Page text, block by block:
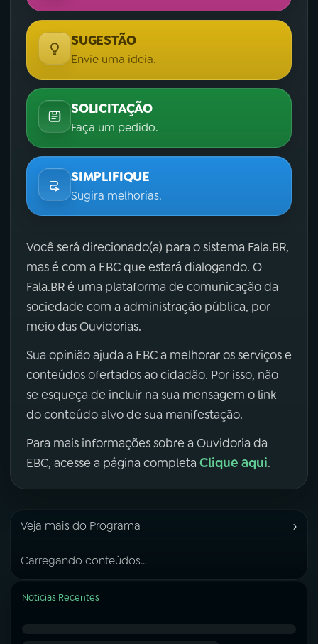
SUGESTÃO
Envie uma ideia.
SOLICITAÇÃO
Faça um pedido.
SIMPLIFIQUE
Sugira melhorias.
Você será direcionado(a) para o sistema Fala.BR,
mas é com a EBC que estará dialogando. O
Fala.BR é uma plataforma de comunicação da
sociedade com a administração pública, por
meio das Ouvidorias.
Sua opinião ajuda a EBC a melhorar os serviços e
conteúdos ofertados ao cidadão. Por isso, não
se esqueça de incluir na sua mensagem o link
do conteúdo alvo de sua manifestação.
Para mais informações sobre a Ouvidoria da
EBC, acesse a página completa Clique aqui.
Veja mais do Programa ›
Carregando conteúdos...
Notícias Recentes